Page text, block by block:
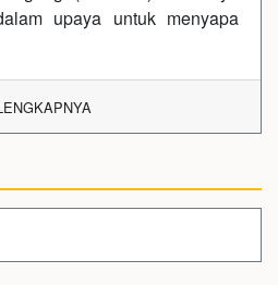
upaya untuk menyapa